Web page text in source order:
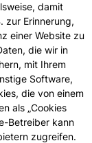
damit
zur Erinnerung,
einer Website zu
die wir in
mit Ihrem
Software,
die von einem
als „Cookies
Betreiber kann
zugreifen.